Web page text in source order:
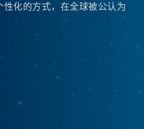
化的方式，在全球被公认为